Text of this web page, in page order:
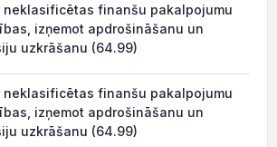
neklasificētas finanšu pakalpojumu
izņemot apdrošināšanu un
uzkrāšanu (64.99)
neklasificētas finanšu pakalpojumu
izņemot apdrošināšanu un
uzkrāšanu (64.99)